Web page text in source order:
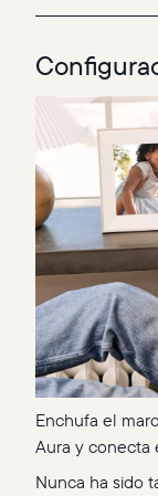
Enchufa el
Aura y conecta
Nunca ha sido